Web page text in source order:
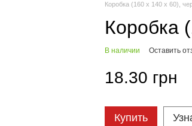
Коробка (160 x 140 x 60),
Коробка
В наличии Оставить
18.30 грн
Купить